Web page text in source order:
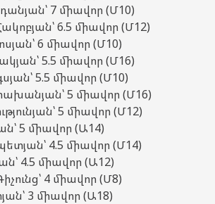
7 միավոր (Մ10)
6.5 միավոր (Մ12)
6 միավոր (Մ10)
5.5 միավոր (Մ16)
5.5 միավոր (Մ10)
5 միավոր (Մ16)
5 միավոր (Մ12)
5 միավոր (Ա14)
4.5 միավոր (Մ14)
4.5 միավոր (Ա12)
4 միավոր (Մ8)
3 միավոր (Ա18)